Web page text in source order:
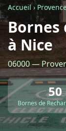
Accueil›
Bornes
à Nice
06000 —
50
Bornes de